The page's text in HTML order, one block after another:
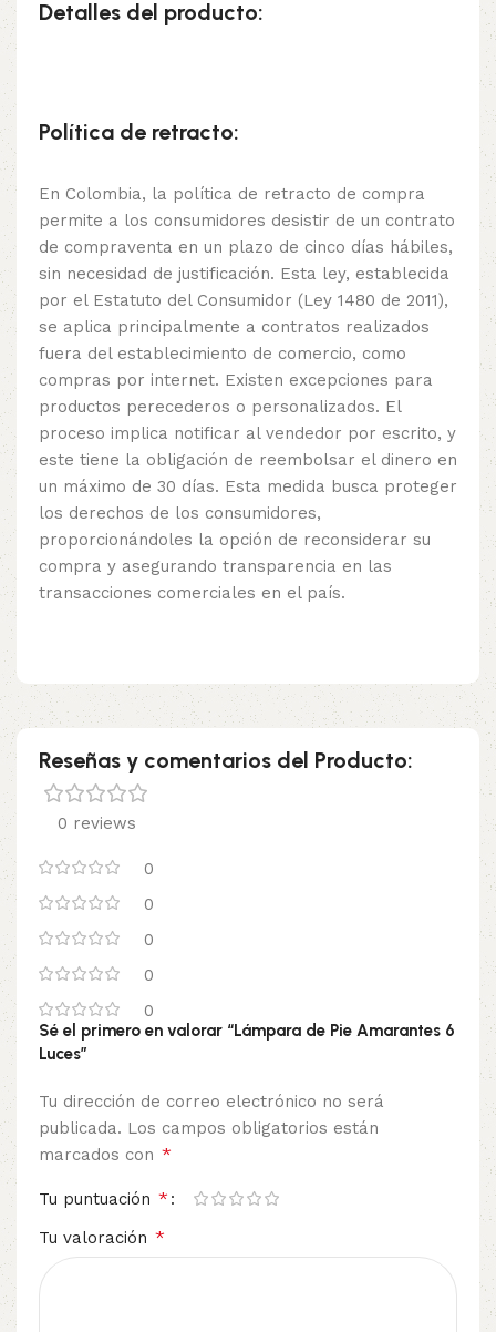
Detalles del producto:
Política de retracto:
En Colombia, la política de retracto de compra
permite a los consumidores desistir de un contrato
de compraventa en un plazo de cinco días hábiles,
sin necesidad de justificación. Esta ley, establecida
por el Estatuto del Consumidor (Ley 1480 de 2011),
se aplica principalmente a contratos realizados
fuera del establecimiento de comercio, como
compras por internet. Existen excepciones para
productos perecederos o personalizados. El
proceso implica notificar al vendedor por escrito, y
este tiene la obligación de reembolsar el dinero en
un máximo de 30 días. Esta medida busca proteger
los derechos de los consumidores,
proporcionándoles la opción de reconsiderar su
compra y asegurando transparencia en las
transacciones comerciales en el país.
Reseñas y comentarios del Producto:
0 reviews
0
0
0
0
0
Sé el primero en valorar “Lámpara de Pie Amarantes 6
Luces”
Tu dirección de correo electrónico no será
publicada. Los campos obligatorios están
marcados con *
Tu puntuación *
Tu valoración *